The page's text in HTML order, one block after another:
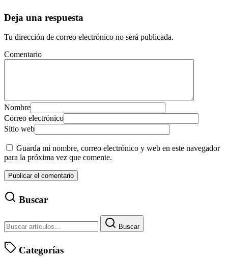
Deja una respuesta
Tu dirección de correo electrónico no será publicada.
Comentario
Nombre
Correo electrónico
Sitio web
Guarda mi nombre, correo electrónico y web en este navegador
para la próxima vez que comente.
Buscar
Buscar
Categorías